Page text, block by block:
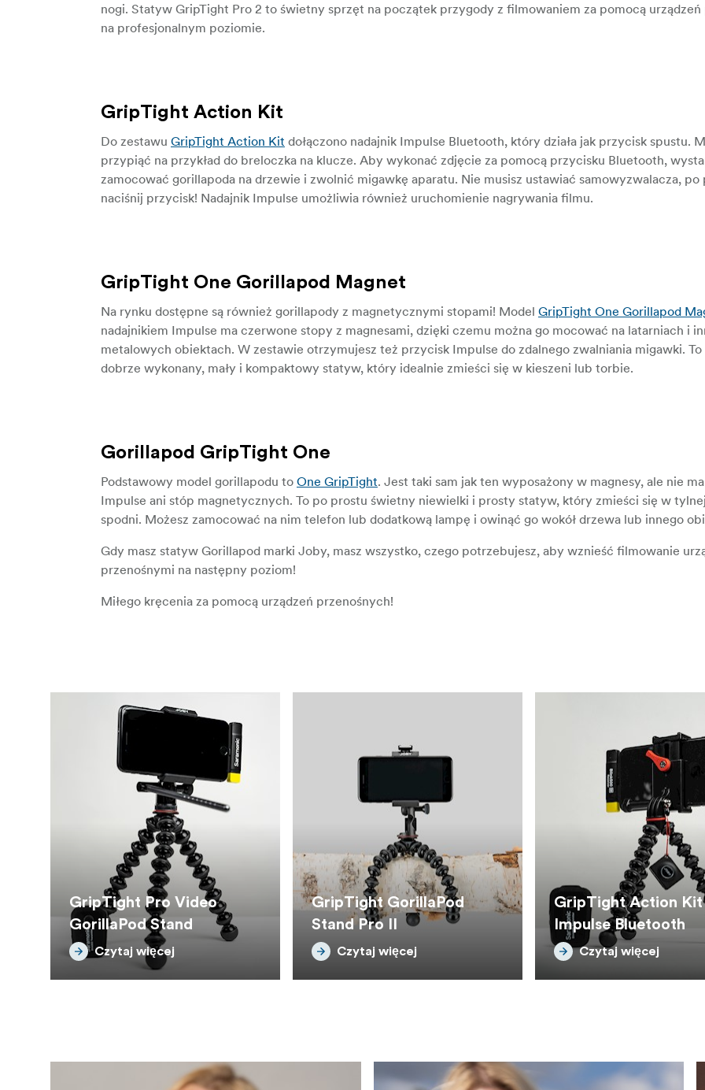
nogi. Statyw GripTight Pro 2 to świetny sprzęt na początek przygody z filmowaniem za pomocą urządzeń
na profesjonalnym poziomie.
GripTight Action Kit
Do zestawu GripTight Action Kit dołączono nadajnik Impulse Bluetooth, który działa jak przycisk spustu.
przypiąć na przykład do breloczka na klucze. Aby wykonać zdjęcie za pomocą przycisku Bluetooth,
zamocować gorillapoda na drzewie i zwolnić migawkę aparatu. Nie musisz ustawiać samowyzwalacza, po
naciśnij przycisk! Nadajnik Impulse umożliwia również uruchomienie nagrywania filmu.
GripTight One Gorillapod Magnet
Na rynku dostępne są również gorillapody z magnetycznymi stopami! Model GripTight One Gorillapod
nadajnikiem Impulse ma czerwone stopy z magnesami, dzięki czemu można go mocować na latarniach i
metalowych obiektach. W zestawie otrzymujesz też przycisk Impulse do zdalnego zwalniania migawki. To
dobrze wykonany, mały i kompaktowy statyw, który idealnie zmieści się w kieszeni lub torbie.
Gorillapod GripTight One
Podstawowy model gorillapodu to One GripTight. Jest taki sam jak ten wyposażony w magnesy, ale nie
Impulse ani stóp magnetycznych. To po prostu świetny niewielki i prosty statyw, który zmieści się w
spodni. Możesz zamocować na nim telefon lub dodatkową lampę i owinąć go wokół drzewa lub innego
Gdy masz statyw Gorillapod marki Joby, masz wszystko, czego potrzebujesz, aby wznieść filmowanie
przenośnymi na następny poziom!
Miłego kręcenia za pomocą urządzeń przenośnych!
GripTight Pro Video
GorillaPod Stand
Czytaj więcej
GripTight GorillaPod
Stand Pro II
Czytaj więcej
GripTight Action
Impulse Bluetooth
Czytaj więcej